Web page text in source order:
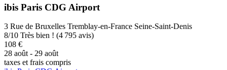
ibis Paris CDG Airport
3 Rue de Bruxelles Tremblay-en-France Seine-Saint-Denis
8/10 Très bien ! (4 795 avis)
108 €
28 août - 29 août
taxes et frais compris